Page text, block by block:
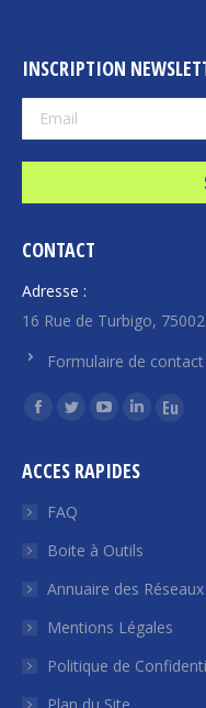
INSCRIPTION
CONTACT
Adresse :
16 Rue de Turbigo,
Formulaire de contact
Trouvez nous sur :
La
Facebook
s'ouvre
une
nouvelle
fenêtre
La
Twitter
s'ouvre
une
nouvelle
fenêtre
La
YouTube
une
nouvelle
fenêtre
La
LinkedIn
une
nouvelle
fenêtre
La
ACCES RAPIDES
FAQ
Boite à Outils
Annuaire des Réseaux
Mentions Légales
Politique de